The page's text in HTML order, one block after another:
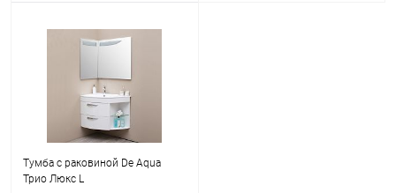
Тумба с раковиной De Aqua
Трио Люкс L